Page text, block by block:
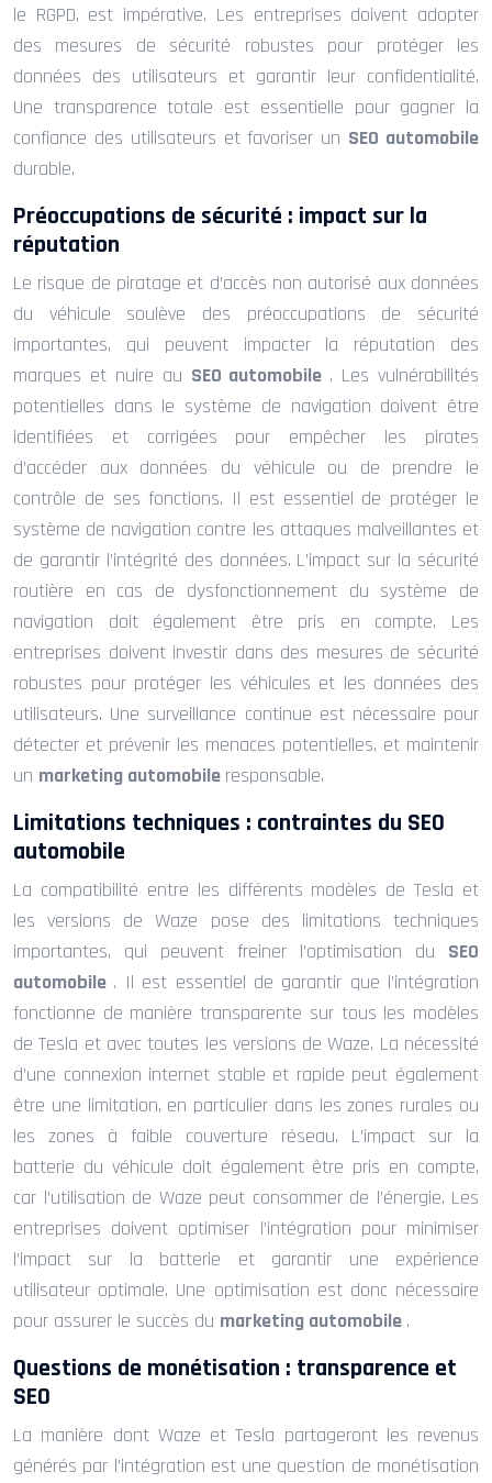
le RGPD, est impérative. Les entreprises doivent adopter
des mesures de sécurité robustes pour protéger les
données des utilisateurs et garantir leur confidentialité.
Une transparence totale est essentielle pour gagner la
confiance des utilisateurs et favoriser un SEO automobile
durable.
Préoccupations de sécurité : impact sur la
réputation
Le risque de piratage et d’accès non autorisé aux données
du véhicule soulève des préoccupations de sécurité
importantes, qui peuvent impacter la réputation des
marques et nuire au SEO automobile . Les vulnérabilités
potentielles dans le système de navigation doivent être
identifiées et corrigées pour empêcher les pirates
d’accéder aux données du véhicule ou de prendre le
contrôle de ses fonctions. Il est essentiel de protéger le
système de navigation contre les attaques malveillantes et
de garantir l’intégrité des données. L’impact sur la sécurité
routière en cas de dysfonctionnement du système de
navigation doit également être pris en compte. Les
entreprises doivent investir dans des mesures de sécurité
robustes pour protéger les véhicules et les données des
utilisateurs. Une surveillance continue est nécessaire pour
détecter et prévenir les menaces potentielles, et maintenir
un marketing automobile responsable.
Limitations techniques : contraintes du SEO
automobile
La compatibilité entre les différents modèles de Tesla et
les versions de Waze pose des limitations techniques
importantes, qui peuvent freiner l’optimisation du SEO
automobile . Il est essentiel de garantir que l’intégration
fonctionne de manière transparente sur tous les modèles
de Tesla et avec toutes les versions de Waze. La nécessité
d’une connexion internet stable et rapide peut également
être une limitation, en particulier dans les zones rurales ou
les zones à faible couverture réseau. L’impact sur la
batterie du véhicule doit également être pris en compte,
car l’utilisation de Waze peut consommer de l’énergie. Les
entreprises doivent optimiser l’intégration pour minimiser
l’impact sur la batterie et garantir une expérience
utilisateur optimale. Une optimisation est donc nécessaire
pour assurer le succès du marketing automobile .
Questions de monétisation : transparence et
SEO
La manière dont Waze et Tesla partageront les revenus
générés par l’intégration est une question de monétisation